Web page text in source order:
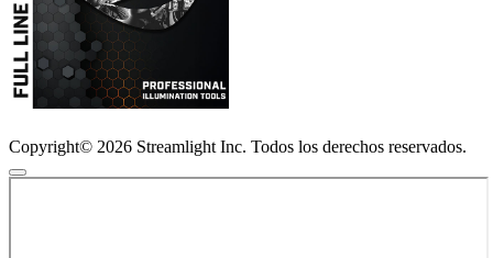
Copyright© 2026 Streamlight Inc. Todos los derechos reservados.